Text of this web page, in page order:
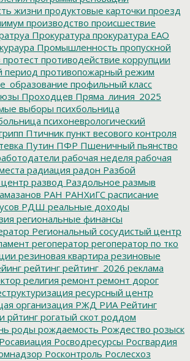
жизни продуктовые карточки проезд
производство происшествие
Прокуратура прокуратура ЕАО
Промышленность пропускной
протест противодействие коррупции
период противопожарный режим
профильный класс
Проходцев Пряма_линия_2025
выборы психбольница
психоневрологический
Птичник пункт весового контроля
Путин ПФР Пшеничный пьянство
рабочая неделя рабочая
радиация радон Разбой
развод Раздольное размыв
РАН РАНХиГС расписание
РДШ реальные доходы
региональные финансы
Региональный сосудистый центр
регоператор регоператор по тко
резиновая квартира резиновые
рейтинг рейтинг_2026 реклама
религия ремонт ремонт дорог
ресурсный центр
организация РЖД РИА Рейтинг
рйтинг рогатый скот роддом
роды рождаемость Рождество розыск
Росавиация Росводресурсы Росгвардия
Росконтроль Рослесхоз